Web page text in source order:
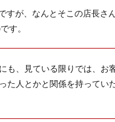
すが、なんとそこの店長さ
す。
も、見ている限りでは、お
た人とかと関係を持ってい